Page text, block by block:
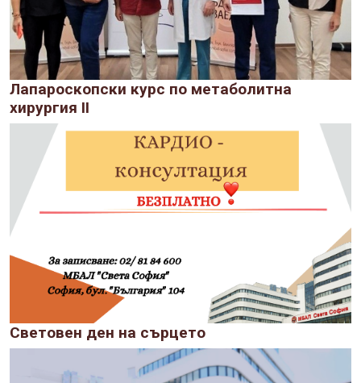
Лапароскопски курс по метаболитна
хирургия II
Световен ден на сърцето